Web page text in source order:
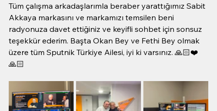
Tüm çalışma arkadaşlarımla beraber yarattığımız Sabit
Akkaya markasını ve markamızı temsilen beni
radyonuza davet ettiğiniz ve keyifli sohbet için sonsuz
teşekkür ederim. Başta Okan Bey ve Fethi Bey olmak
üzere tüm Sputnik Türkiye Ailesi, iyi ki varsınız. 🙏🏻❤️
🙏🏻